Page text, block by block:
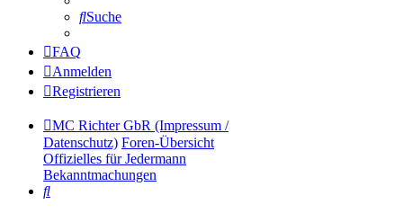
Suche
FAQ
Anmelden
Registrieren
MC Richter GbR (Impressum /
Datenschutz) Foren-Übersicht
Offizielles für Jedermann
Bekanntmachungen
Suche